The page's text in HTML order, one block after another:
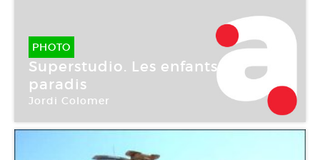
PHOTO
Superstudio. Les enfants du
paradis
Jordi Colomer